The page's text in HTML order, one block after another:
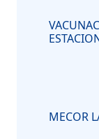
MECOR